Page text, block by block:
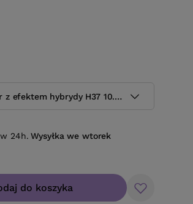
z efektem hybrydy H37 10.5 ml
do koszyka
24h. Wysyłkawe wtorek